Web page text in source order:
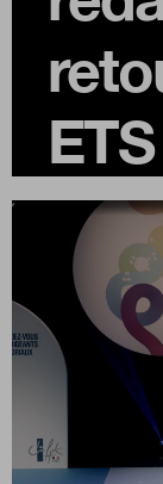
Thèmes
Numéros
Boutique
Qui
Nous
ETS